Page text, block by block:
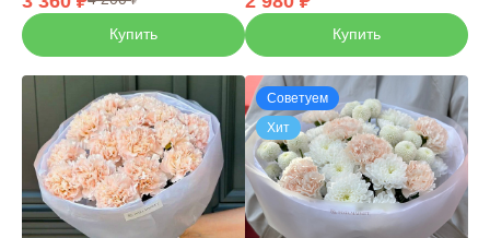
Купить
Купить
Советуем
Хит